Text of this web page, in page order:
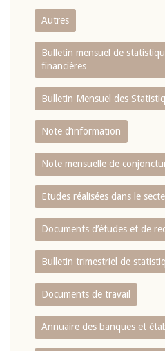
Autres
Bulletin mensuel de
financières
Bulletin Mensuel des
Note d’information
Note mensuelle de
Etudes réalisées dans le
Documents d’études et de
Bulletin trimestriel de
Documents de travail
Annuaire des banques et